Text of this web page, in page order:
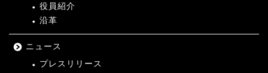
役員紹介
沿革
ニュース
プレスリリース